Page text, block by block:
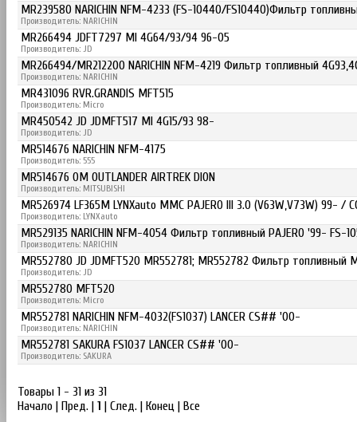
MR239580 NARICHIN NFM-4233 (FS-10440/FS10440)Фильтр
Производитель: NARICHIN
MR266494 JDFT7297 MI 4G64/93/94 96-05
Производитель: JD
MR266494/MR212200 NARICHIN NFM-4219 Фильтр топливный
Производитель: NARICHIN
MR431096 RVR.GRANDIS MFT515
Производитель: Micro
MR450542 JD JDMFT517 MI 4G15/93 98-
Производитель: JD
MR514676 NARICHIN NFM-4175
Производитель: 555
MR514676 OM OUTLANDER AIRTREK DION
Производитель: MITSUBISHI
MR526974 LF365M LYNXauto MMC PAJERO III 3.0 (V63W,V73W) 99- /
Производитель: LYNXauto
MR529135 NARICHIN NFM-4054 Фильтр топливный PAJERO '99- FS-
Производитель: NARICHIN
MR552780 JD JDMFT520 MR552781; MR552782 Фильтр топливный
Производитель: JD
MR552780 MFT520
Производитель: Micro
MR552781 NARICHIN NFM-4032(FS1037) LANCER CS## '00-
Производитель: NARICHIN
MR552781 SAKURA FS1037 LANCER CS## '00-
Производитель: SAKURA
Товары 1 - 31 из 31
Начало | Пред. | 1 | След. | Конец | Все